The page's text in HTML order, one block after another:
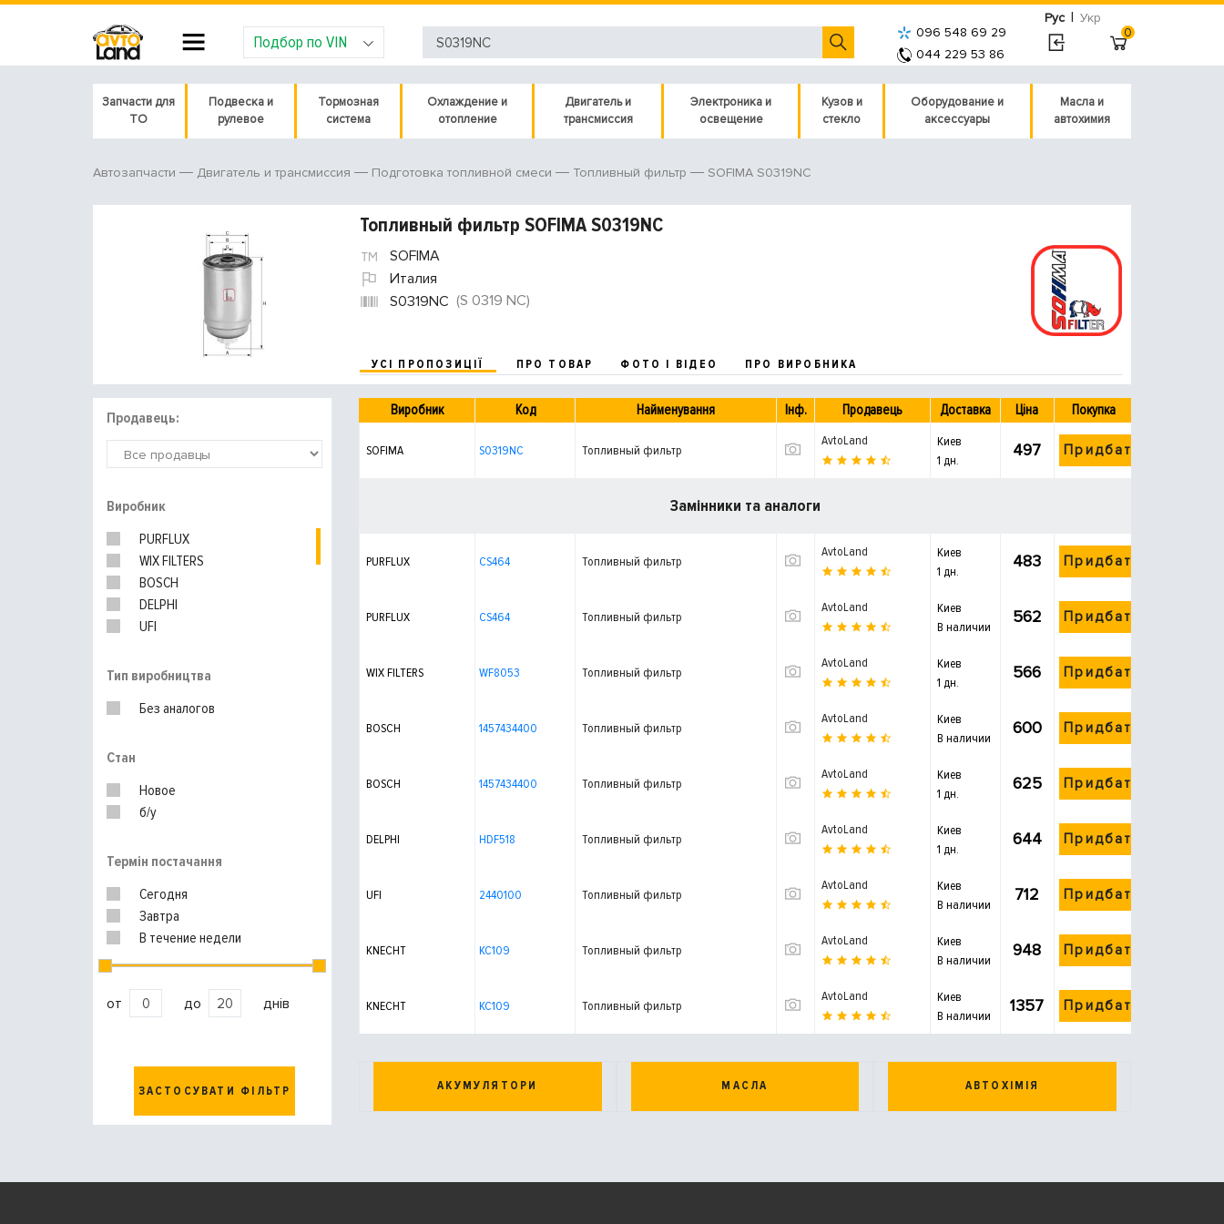
Рус | Укр
Подбор по VIN
096 548 69 29
044 229 53 86
0
Запчасти для
ТО
Подвеска и
рулевое
Тормозная
система
Охлаждение и
отопление
Двигатель и
трансмиссия
Электроника и
освещение
Кузов и
стекло
Оборудование и
аксессуары
Масла и
автохимия
Автозапчасти Двигатель и трансмиссия Подготовка топливной смеси Топливный фильтр SOFIMA S0319NC
Топливный фильтр SOFIMA S0319NC
SOFIMA
Италия
S0319NC (S 0319 NC)
УСІ ПРОПОЗИЦІЇ ПРО ТОВАР ФОТО І ВІДЕО ПРО ВИРОБНИКА
Продавець:
Виробник
PURFLUX
WIX FILTERS
BOSCH
DELPHI
UFI
Тип виробництва
Без аналогов
Стан
Новое
б/у
Термін постачання
Сегодня
Завтра
В течение недели
от до днів
ЗАСТОСУВАТИ ФІЛЬТР
Виробник Код Найменування Інф. Продавець Доставка Ціна Покупка
SOFIMA S0319NC Топливный фильтр
AvtoLand
Киев
1 дн.
497 Придбати
Замінники та аналоги
PURFLUX CS464 Топливный фильтр
AvtoLand
Киев
1 дн.
483 Придбати
PURFLUX CS464 Топливный фильтр
AvtoLand
Киев
В наличии
562 Придбати
WIX FILTERS WF8053 Топливный фильтр
AvtoLand
Киев
1 дн.
566 Придбати
BOSCH 1457434400 Топливный фильтр
AvtoLand
Киев
В наличии
600 Придбати
BOSCH 1457434400 Топливный фильтр
AvtoLand
Киев
1 дн.
625 Придбати
DELPHI HDF518 Топливный фильтр
AvtoLand
Киев
1 дн.
644 Придбати
UFI 2440100 Топливный фильтр
AvtoLand
Киев
В наличии
712 Придбати
KNECHT KC109 Топливный фильтр
AvtoLand
Киев
В наличии
948 Придбати
KNECHT KC109 Топливный фильтр
AvtoLand
Киев
В наличии
1357 Придбати
АКУМУЛЯТОРИ МАСЛА АВТОХІМІЯ